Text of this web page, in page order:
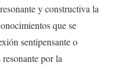
y constructiva la
que se
sentipensante o
por la